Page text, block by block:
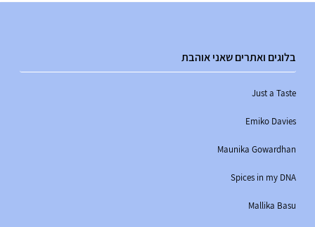
בלוגים ואתרים שאני אוהבת
Just a Taste
Emiko Davies
Maunika Gowardhan
Spices in my DNA
Mallika Basu